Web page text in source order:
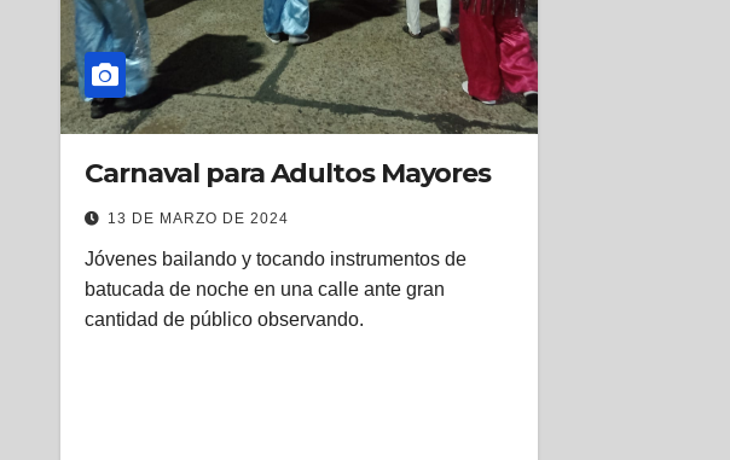
Carnaval para Adultos Mayores
13 DE MARZO DE 2024
Jóvenes bailando y tocando instrumentos de
batucada de noche en una calle ante gran
cantidad de público observando.